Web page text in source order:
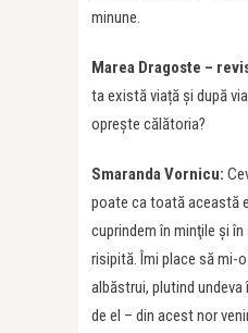
minune.
Marea Dragoste –
ta există viață și după
oprește călătoria?
Smaranda Vornicu:
poate ca toată această
cuprindem în minţile şi
risipită. Îmi place să mi-
albăstrui, plutind undeva
de el – din acest nor